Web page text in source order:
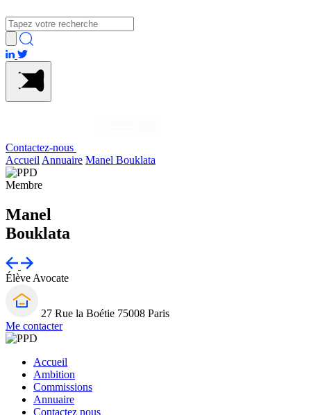
Contactez-nous
Accueil Annuaire Manel Bouklata
Membre
Manel
Bouklata
Élève Avocate
27 Rue la Boétie 75008 Paris
Me contacter
Accueil
Ambition
Commissions
Annuaire
Contactez nous